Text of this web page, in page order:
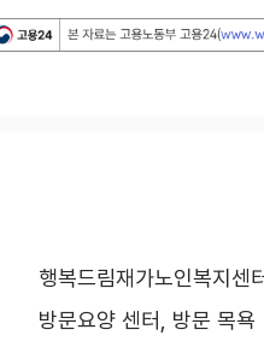
행복드림재가노인복지센
방문요양 센터, 방문 목욕